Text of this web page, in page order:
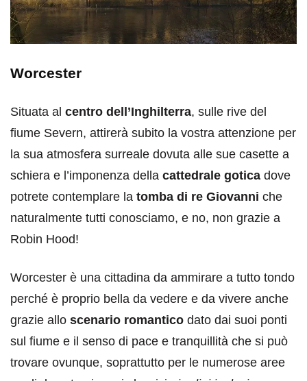
Worcester
Situata al centro dell’Inghilterra, sulle rive del
fiume Severn, attirerà subito la vostra attenzione per
la sua atmosfera surreale dovuta alle sue casette a
schiera e l’imponenza della cattedrale gotica dove
potrete contemplare la tomba di re Giovanni che
naturalmente tutti conosciamo, e no, non grazie a
Robin Hood!
Worcester è una cittadina da ammirare a tutto tondo
perché è proprio bella da vedere e da vivere anche
grazie allo scenario romantico dato dai suoi ponti
sul fiume e il senso di pace e tranquillità che si può
trovare ovunque, soprattutto per le numerose aree